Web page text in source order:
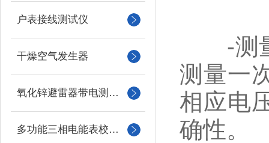
户表接线测试仪
干燥空气发生器
氧化锌避雷器带电测试仪（氧化锌避雷器测试仪）
多功能三相电能表校验仪
-测量
测量一
相应电
确性。